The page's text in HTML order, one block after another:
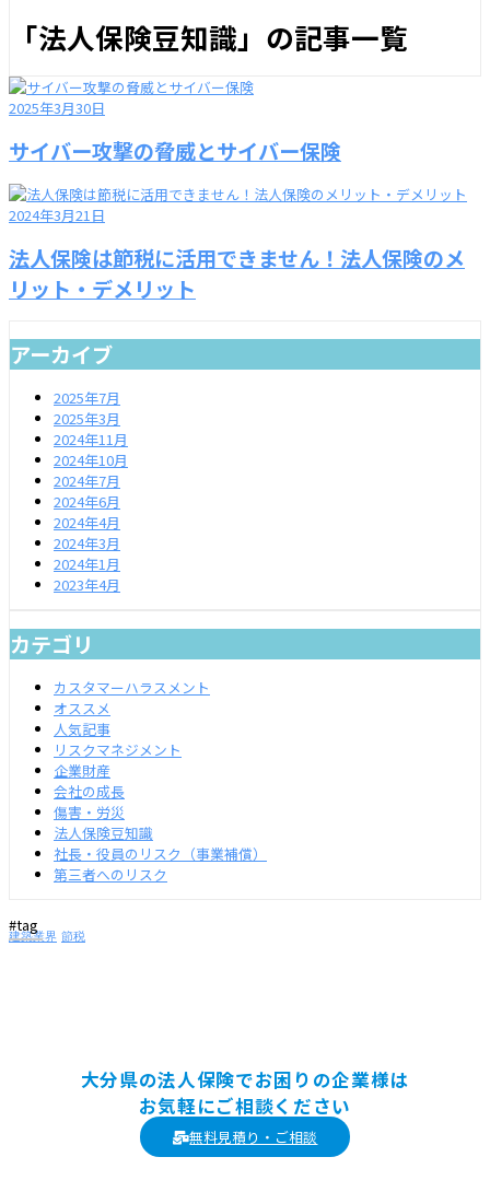
「法人保険豆知識」の記事一覧
2025年3月30日
サイバー攻撃の脅威とサイバー保険
2024年3月21日
法人保険は節税に活用できません！法人保険のメ
リット・デメリット
アーカイブ
2025年7月
2025年3月
2024年11月
2024年10月
2024年7月
2024年6月
2024年4月
2024年3月
2024年1月
2023年4月
カテゴリ
カスタマーハラスメント
オススメ
人気記事
リスクマネジメント
企業財産
会社の成長
傷害・労災
法人保険豆知識
社長・役員のリスク（事業補償）
第三者へのリスク
#tag
建築業界 節税
大分県の法人保険でお困りの企業様は
お気軽にご相談ください
無料見積り・ご相談